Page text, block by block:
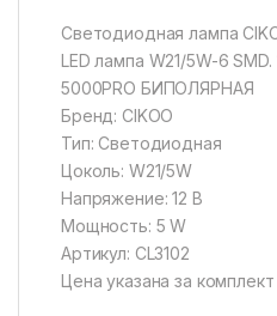
Светодиодная лампа
LED лампа W21/5W-6
5000PRO БИПОЛЯРНАЯ
Бренд: CIKOO
Тип: Светодиодная
Цоколь: W21/5W
Напряжение: 12 В
Мощность: 5 W
Артикул: CL3102
Цена указана за